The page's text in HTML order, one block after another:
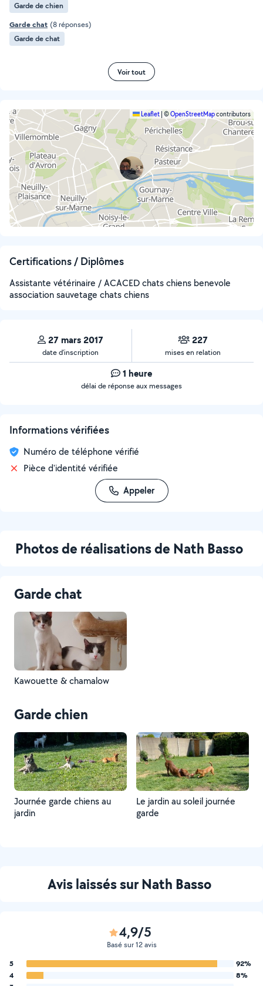
Garde de chien
Garde chat (8 réponses)
Garde de chat
Voir tout
Leaflet ©OpenStreetMapcontributors
Certifications / Diplômes
Assistante vétérinaire / ACACED chats chiens benevole
association sauvetage chats chiens
27 mars 2017
date d’inscription
227
mises en relation
1 heure
délai de réponse aux messages
Informations vérifiées
Numéro de téléphone vérifié
Pièce d'identité vérifiée
Appeler
Photos de réalisations de Nath Basso
Garde chat
Kawouette & chamalow
Garde chien
Journée garde chiens au
jardin
Le jardin au soleil journée
garde
Avis laissés sur Nath Basso
4,9/5
Basé sur 12 avis
5
92%
4
8%